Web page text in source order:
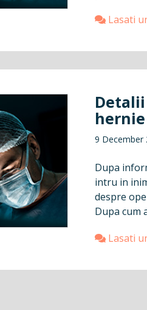
Lasati
hernie
9 December
Dupa
intru in
despre
Dupa cum
Lasati